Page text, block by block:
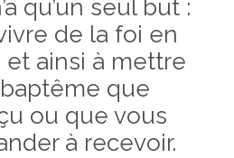
qu’un seul but :
de la foi en
et ainsi à mettre
que
ou que vous
à recevoir.